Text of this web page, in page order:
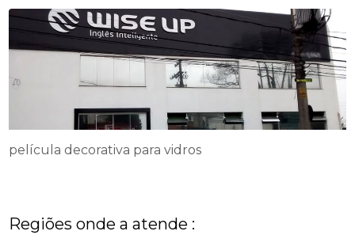
película decorativa para vidros
Regiões onde a atende :